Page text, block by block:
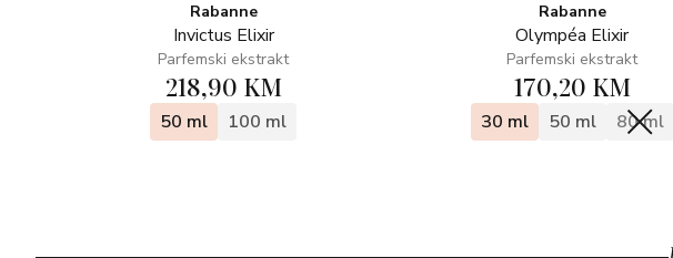
Rabanne
Invictus Elixir
Parfemski ekstrakt
218,90 KM
50 ml 100 ml
Rabanne
Olympéa Elixir
Parfemski ekstrakt
170,20 KM
30 ml 50 ml 80 ml